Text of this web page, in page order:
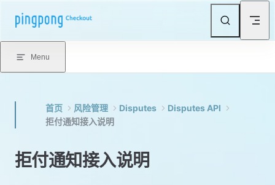
Skip to content
Menu
首页 风险管理 Disputes
Disputes API
拒付通知接入说明
拒付通知接入说明